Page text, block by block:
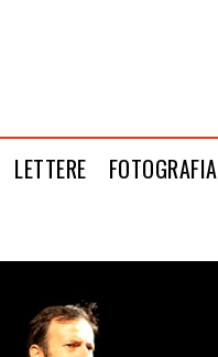
LETTERE FOTOGRAFIA